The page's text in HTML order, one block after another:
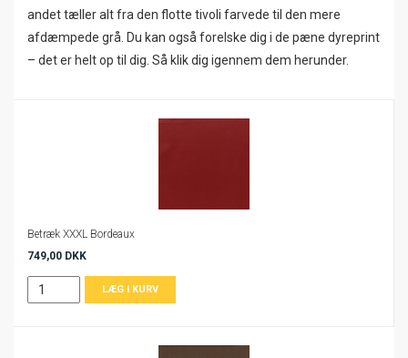
andet tæller alt fra den flotte tivoli farvede til den mere
afdæmpede grå. Du kan også forelske dig i de pæne dyreprint
– det er helt op til dig. Så klik dig igennem dem herunder.
Betræk XXXL Bordeaux
749,00 DKK